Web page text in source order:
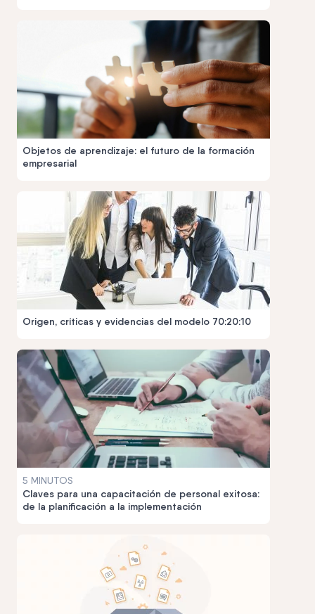
Objetos de aprendizaje: el futuro de la formación
empresarial
Origen, críticas y evidencias del modelo 70:20:10
5 MINUTOS
Claves para una capacitación de personal exitosa:
de la planificación a la implementación